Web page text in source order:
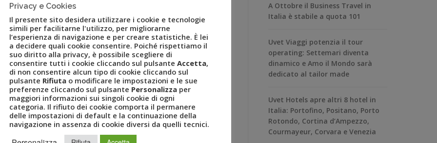
Settemari
,LUCA PATANÈ, MARIO ROCI ,MARSA ALAM,MULTICANALITÀ,
TOUR OPERATOR,UVET
A Ottobre il Business Travel in
Italia è stabile a quota 101
Uvet Viaggi potenzia il tour
operating: Settemari diventa
dinamico e Amo il Mondo sarà
dedicato al tailor made
Uvet Hotels apre altri 8 hotel in
Italia: Portofino, Positano, Porto
Rotondo, Cortina d’Ampezzo,
Courmayeur, Corvara e Venezia
Privacy e Cookies
Il presente sito desidera utilizzare i cookie e tecnologie
simili per facilitarne l'utilizzo, per migliorarne
l’esperienza di navigazione e per creare statistiche. È lei
a decidere quali cookie consentire. Poiché rispettiamo il
suo diritto alla privacy, è possibile scegliere di
consentire tutti i cookie cliccando sul pulsante Accetta,
di non consentire alcun tipo di cookie cliccando sul
pulsante Rifiuta o modificare le impostazioni e le sue
preferenze cliccando sul pulsante Personalizza per
maggiori informazioni sui singoli cookie di ogni
categoria. Il rifiuto dei cookie comporta il permanere
delle impostazioni di default e la continuazione della
navigazione in assenza di cookie diversi da quelli tecnici.